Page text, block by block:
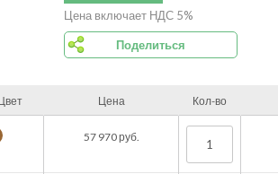
Цена включает НДС 5%
Поделиться
Цена Кол-во
57 970руб.